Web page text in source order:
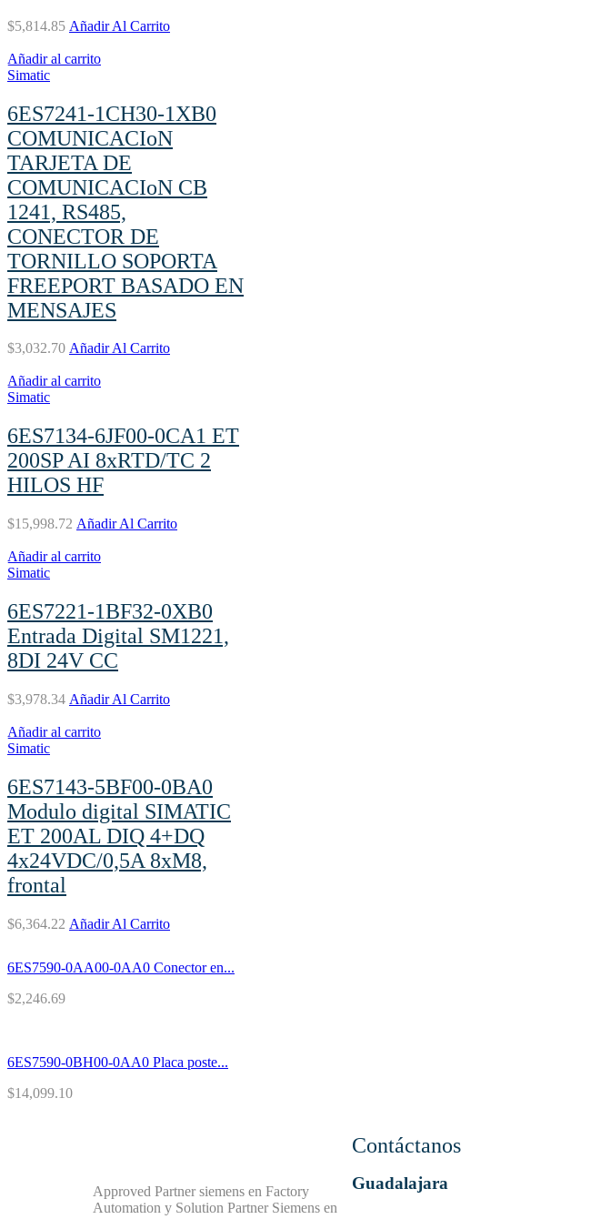
$5,814.85 Añadir Al Carrito
Añadir al carrito
Simatic
6ES7241-1CH30-1XB0
COMUNICACIoN
TARJETA DE
COMUNICACIoN CB
1241, RS485,
CONECTOR DE
TORNILLO SOPORTA
FREEPORT BASADO EN
MENSAJES
$3,032.70 Añadir Al Carrito
Añadir al carrito
Simatic
6ES7134-6JF00-0CA1 ET
200SP AI 8xRTD/TC 2
HILOS HF
$15,998.72 Añadir Al Carrito
Añadir al carrito
Simatic
6ES7221-1BF32-0XB0
Entrada Digital SM1221,
8DI 24V CC
$3,978.34 Añadir Al Carrito
Añadir al carrito
Simatic
6ES7143-5BF00-0BA0
Modulo digital SIMATIC
ET 200AL DIQ 4+DQ
4x24VDC/0,5A 8xM8,
frontal
$6,364.22 Añadir Al Carrito
6ES7590-0AA00-0AA0 Conector en...
$2,246.69
6ES7590-0BH00-0AA0 Placa poste...
$14,099.10
Approved Partner siemens en Factory
Automation y Solution Partner Siemens en
Contáctanos
Guadalajara